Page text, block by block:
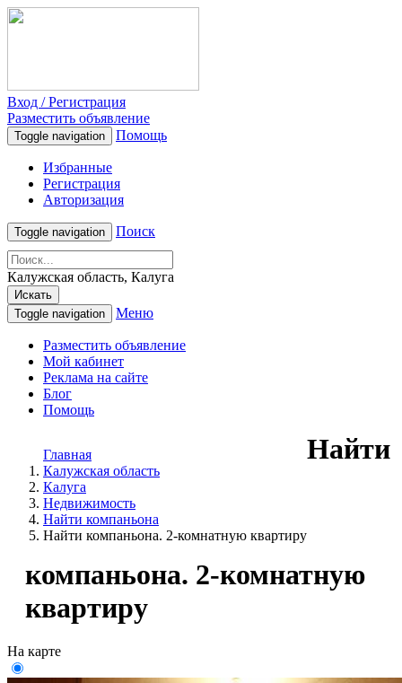
Вход / Регистрация
Разместить объявление
Toggle navigation Помощь
Избранные
Регистрация
Авторизация
Toggle navigation Поиск
Калужская область, Калуга
Искать
Toggle navigation
Меню
Разместить объявление
Мой кабинет
Реклама на сайте
Блог
Помощь
Главная
Калужская область
Калуга
Недвижимость
Найти компаньона
Найти компаньона. 2-комнатную квартиру
Найти
компаньона. 2-комнатную
квартиру
На карте